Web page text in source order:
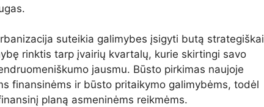
suteikia galimybes įsigyti butą strategiškai
rinktis tarp įvairių kvartalų, kurie skirtingi savo
jausmu. Būsto pirkimas naujoje
finansinėms ir būsto pritaikymo galimybėms, todėl
planą asmeninėms reikmėms.